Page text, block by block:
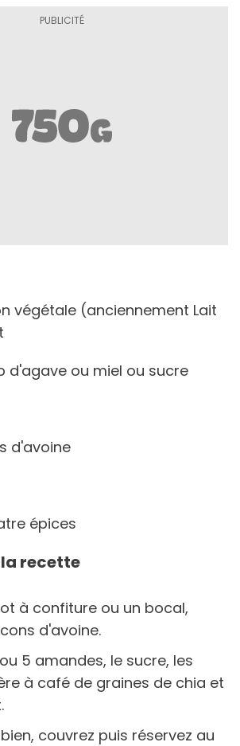
végétale (anciennement Lait
d'agave ou miel ou sucre
d'avoine
épices
la recette
à confiture ou un bocal,
d'avoine.
5 amandes, le sucre, les
à café de graines de chia et
couvrez puis réservez au